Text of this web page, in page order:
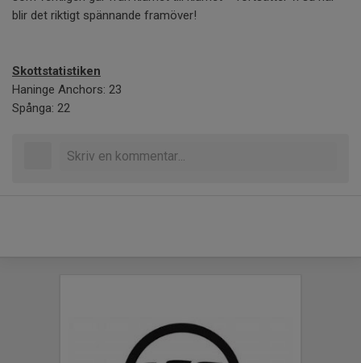
blir det riktigt spännande framöver!
Skottstatistiken
Haninge Anchors: 23
Spånga: 22